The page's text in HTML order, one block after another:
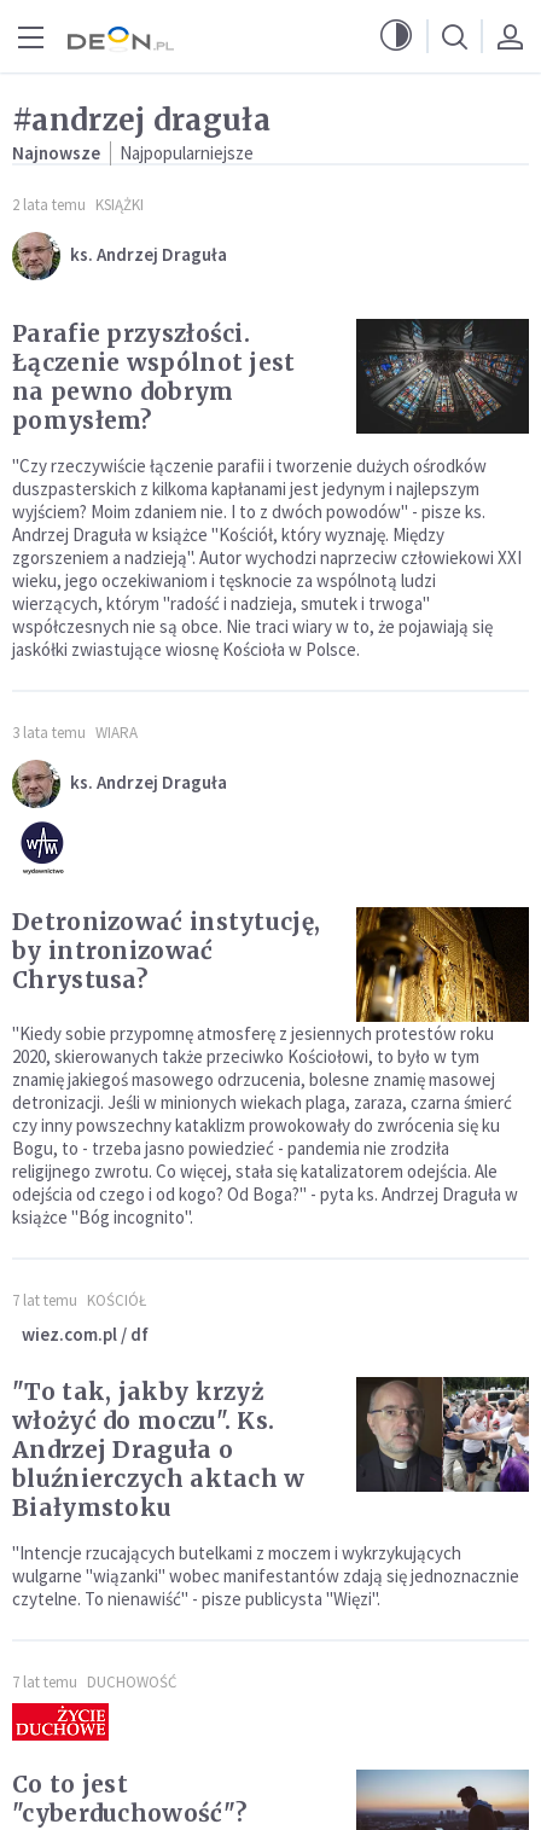
#andrzej draguła
Najnowsze Najpopularniejsze
2 lata temu KSIĄŻKI
ks. Andrzej Draguła
Parafie przyszłości.
Łączenie wspólnot jest
na pewno dobrym
pomysłem?
"Czy rzeczywiście łączenie parafii i tworzenie dużych ośrodków
duszpasterskich z kilkoma kapłanami jest jedynym i najlepszym
wyjściem? Moim zdaniem nie. I to z dwóch powodów" - pisze ks.
Andrzej Draguła w książce "Kościół, który wyznaję. Między
zgorszeniem a nadzieją". Autor wychodzi naprzeciw człowiekowi XXI
wieku, jego oczekiwaniom i tęsknocie za wspólnotą ludzi
wierzących, którym "radość i nadzieja, smutek i trwoga"
współczesnych nie są obce. Nie traci wiary w to, że pojawiają się
jaskółki zwiastujące wiosnę Kościoła w Polsce.
3 lata temu WIARA
ks. Andrzej Draguła
Detronizować instytucję,
by intronizować
Chrystusa?
"Kiedy sobie przypomnę atmosferę z jesiennych protestów roku
2020, skierowanych także przeciwko Kościołowi, to było w tym
znamię jakiegoś masowego odrzucenia, bolesne znamię masowej
detronizacji. Jeśli w minionych wiekach plaga, zaraza, czarna śmierć
czy inny powszechny kataklizm prowokowały do zwrócenia się ku
Bogu, to - trzeba jasno powiedzieć - pandemia nie zrodziła
religijnego zwrotu. Co więcej, stała się katalizatorem odejścia. Ale
odejścia od czego i od kogo? Od Boga?" - pyta ks. Andrzej Draguła w
książce "Bóg incognito".
7 lat temu KOŚCIÓŁ
wiez.com.pl / df
"To tak, jakby krzyż
włożyć do moczu". Ks.
Andrzej Draguła o
bluźnierczych aktach w
Białymstoku
"Intencje rzucających butelkami z moczem i wykrzykujących
wulgarne "wiązanki" wobec manifestantów zdają się jednoznacznie
czytelne. To nienawiść" - pisze publicysta "Więzi".
7 lat temu DUCHOWOŚĆ
Co to jest
"cyberduchowość"?